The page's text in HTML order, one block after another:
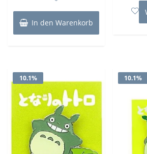
war:
10,90€
ist:
9,90€.
In den Warenkorb
10.1% 10.1%